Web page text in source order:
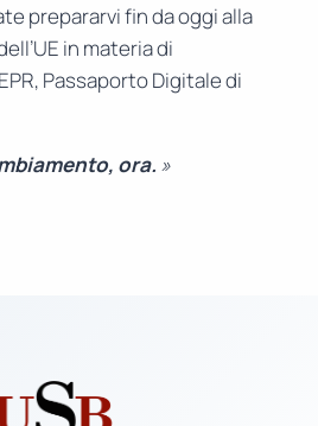
prepararvi fin da oggi alla
in materia di
Passaporto Digitale di
ora. »